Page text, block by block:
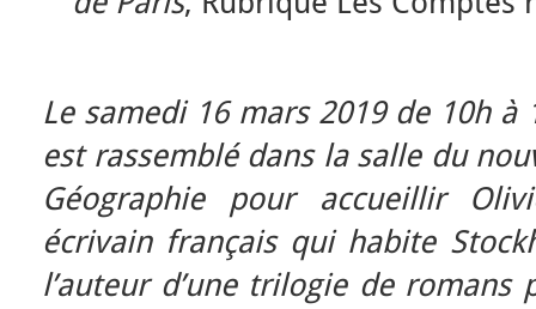
Le samedi 16 mars 2019 de 10h
est rassemblé dans la salle du
Géographie pour accueillir
écrivain français qui habite
l’auteur d’une trilogie de romans